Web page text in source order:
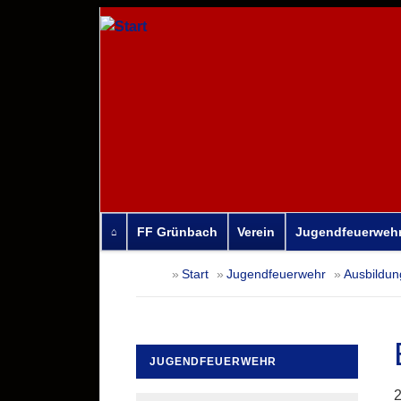
FF Grünbach Verein
überspringen
Start Jugendfeuerwehr
JUGENDFEUERWEHR